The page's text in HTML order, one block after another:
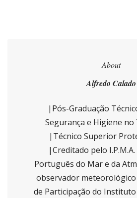
About
Alfredo Calado
|Pós-Graduação
Segurança e Higiene
|Técnico Superior
|Creditado pelo
Português do Mar e da
observador
de Participação do